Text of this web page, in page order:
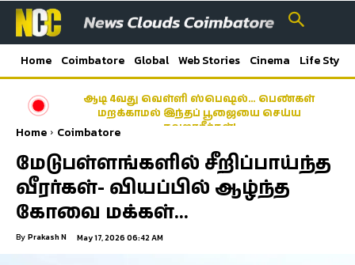
Home Coimbatore Global Web Stories Cinema Life Style
ஆடி 4வது வெள்ளி ஸ்பெஷல்… பெண்கள்
மறக்காமல் இந்தப் பூஜையை செய்ய
தவறாதீர்கள்!
Home Coimbatore
மேடுபள்ளங்களில் சீறிப்பாய்ந்த
வீரர்கள்- வியப்பில் ஆழ்ந்த
கோவை மக்கள்…
By Prakash N May 17, 2026 06:42 AM